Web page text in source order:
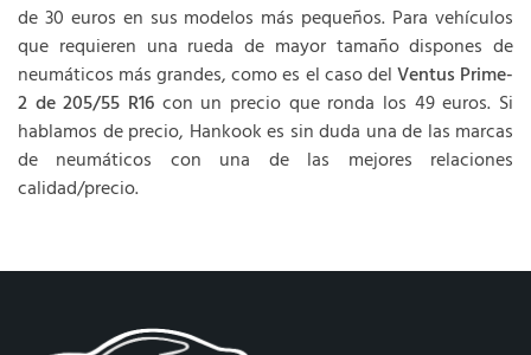
de 30 euros en sus modelos más pequeños. Para vehículos
que requieren una rueda de mayor tamaño dispones de
neumáticos más grandes, como es el caso delVentus Prime-
2 de 205/55 R16 con un precio que ronda los 49 euros. Si
hablamos de precio, Hankook es sin duda una de las marcas
de neumáticos con una de las mejores relaciones
calidad/precio.